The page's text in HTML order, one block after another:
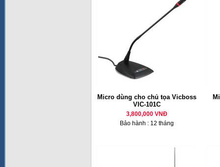
Micro dùng cho chủ tọa Vicboss
VIC-101C
3,800,000 VNĐ
Bảo hành : 12 tháng